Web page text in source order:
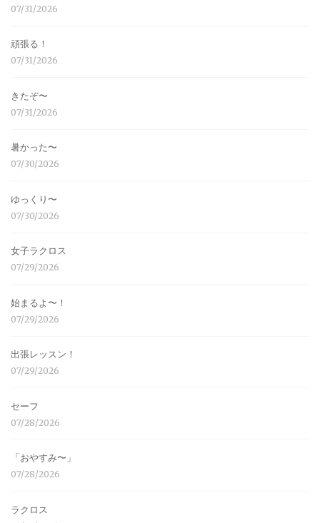
07/31/2026
頑張る！
07/31/2026
きたぞ〜
07/31/2026
暑かった〜
07/30/2026
ゆっくり〜
07/30/2026
女子ラクロス
07/29/2026
始まるよ〜！
07/29/2026
出張レッスン！
07/29/2026
セーフ
07/28/2026
「おやすみ〜」
07/28/2026
ラクロス